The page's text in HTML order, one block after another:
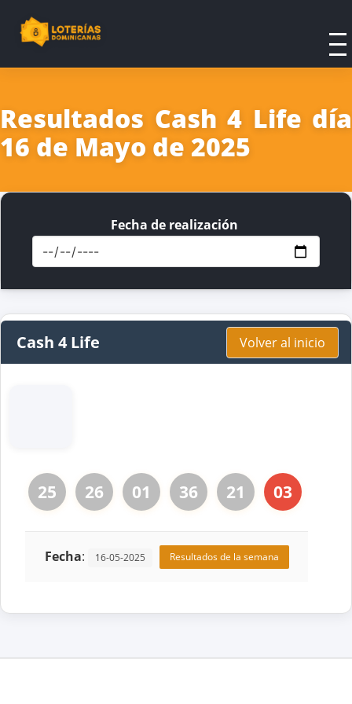
Resultados Cash 4 Life día
16 de Mayo de 2025
Fecha de realización
Cash 4 Life Volver al inicio
25 26 01 36 21 03
Fecha: 16-05-2025 Resultados de la semana